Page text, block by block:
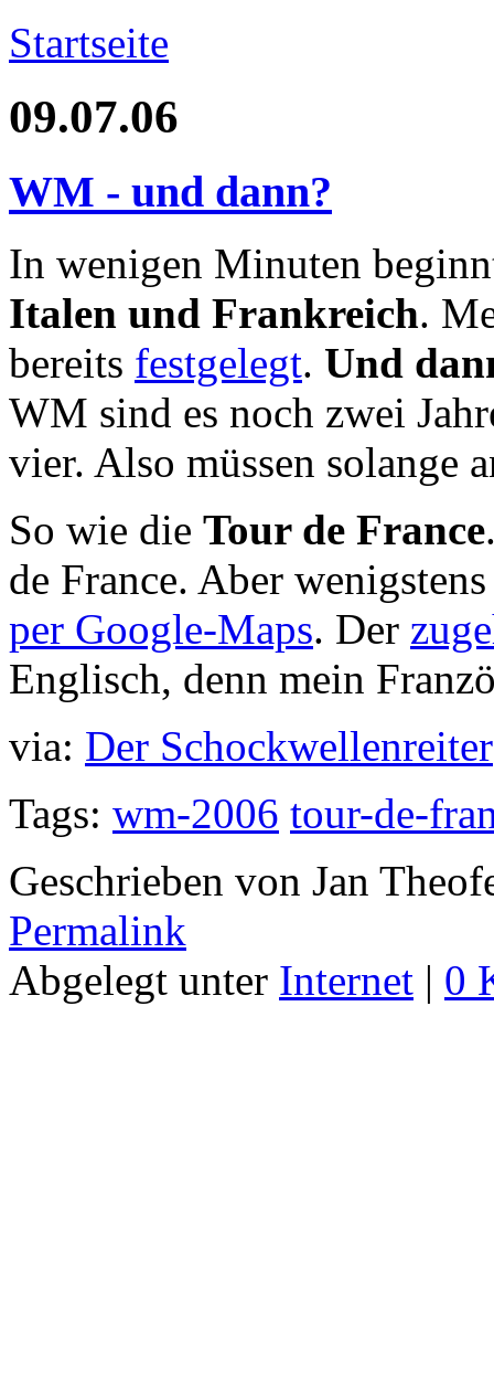
Startseite
09.07.06
WM - und dann?
In wenigen Minuten
Italen und Frankreich.
bereits festgelegt. Und
WM sind es noch zwei
vier. Also müssen solange
So wie die Tour de France
de France. Aber
per Google-Maps. Der
Englisch, denn mein
via: Der Schockwellenreiter
Tags: wm-2006 tour-de-
Geschrieben von Jan
Permalink
Abgelegt unter Internet | 0